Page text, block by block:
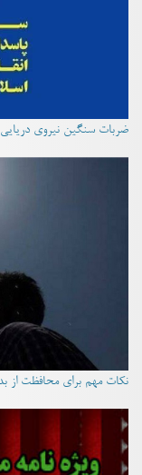
ضربات سنگین نیروی
نکات مهم برای محافظت از